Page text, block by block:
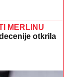
MERLINU
otkrila